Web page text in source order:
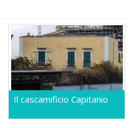
Il cascamificio Capitanio